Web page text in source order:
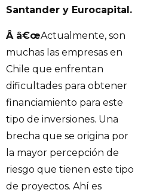
Santander y Eurocapital.
Â â€œActualmente, son
muchas las empresas en
Chile que enfrentan
dificultades para obtener
financiamiento para este
tipo de inversiones. Una
brecha que se origina por
la mayor percepción de
riesgo que tienen este tipo
de proyectos. Ahí es